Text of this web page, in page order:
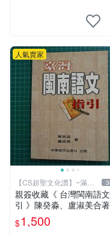
人氣賣家
【CS超聖文化讚】~滿千
元送運
親簽收藏《 台灣閩南語
引 》陳癸淼、盧淑美合
華語文 95成新【 CS超聖文
化2讚】
$1,500